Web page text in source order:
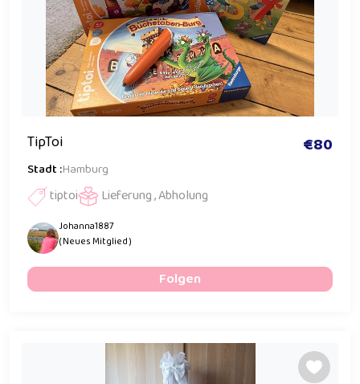
TipToi €80
Stadt :Hamburg
tiptoi Lieferung , Abholung
Johanna1887
( Neues Mitglied )
Folgen